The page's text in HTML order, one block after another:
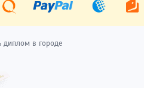
диплом в городе